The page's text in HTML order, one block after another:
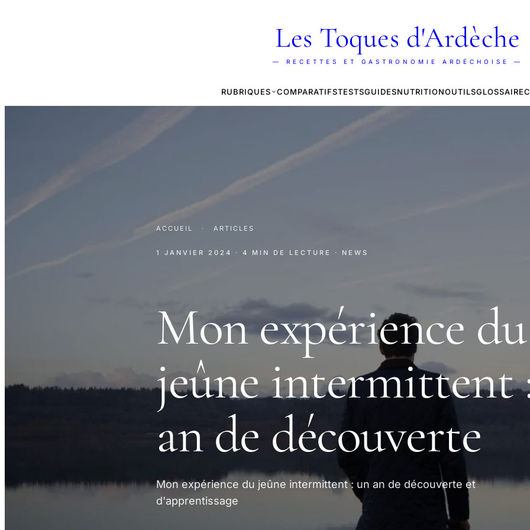
Les Toques d'Ardèche
— RECETTES ET GASTRONOMIE ARDÉCHOISE —
RUBRIQUES COMPARATIFSTESTSGUIDESNUTRITIONOUTILSGLOSSAIRE
ACCUEIL · ARTICLES
1 JANVIER 2024 · 4 MIN DE LECTURE · NEWS
Mon expérience du
jeûne intermittent
an de découverte
Mon expérience du jeûne intermittent : un an de découverte et
d'apprentissage